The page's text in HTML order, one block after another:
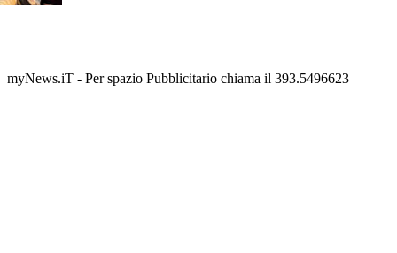
myNews.iT - Per spazio Pubblicitario chiama il 393.5496623